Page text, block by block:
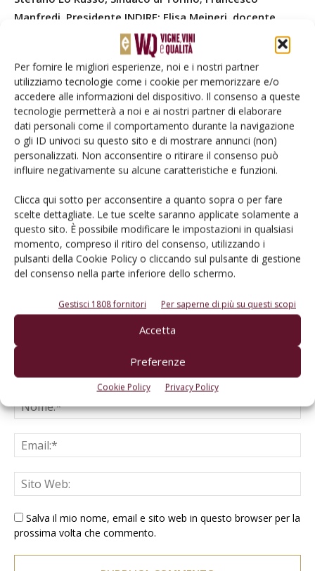
Per fornire le migliori esperienze, noi e i nostri partner
utilizziamo tecnologie come i cookie per memorizzare e/o
accedere alle informazioni del dispositivo. Il consenso a queste
tecnologie permetterà a noi e ai nostri partner di elaborare
dati personali come il comportamento durante la navigazione
o gli ID univoci su questo sito e di mostrare annunci (non)
personalizzati. Non acconsentire o ritirare il consenso può
influire negativamente su alcune caratteristiche e funzioni.
Clicca qui sotto per acconsentire a quanto sopra o per fare
scelte dettagliate. Le tue scelte saranno applicate solamente a
questo sito. È possibile modificare le impostazioni in qualsiasi
momento, compreso il ritiro del consenso, utilizzando i
pulsanti della Cookie Policy o cliccando sul pulsante di gestione
del consenso nella parte inferiore dello schermo.
Gestisci 1808 fornitori Per saperne di più su questi scopi
Accetta
Preferenze
Cookie Policy Privacy Policy
Manfredi, Presidente INDIRE; Elisa Meineri, docente
dell’ITS Academy; e l’alunna Aurora Granzotto
chiudere la giornata è statoFabrizio Berta, Direttore
Generale dell’ITS Academy Agroalimentare Piemonte
con uno sguardo rivolto alle prossime sfide del settore e ai
futuri sviluppi dell’offerta formativa.
Facebook Twitter
LASCIA UN COMMENTO
Salva il mio nome, email e sito web in questo browser per la
prossima volta che commento.